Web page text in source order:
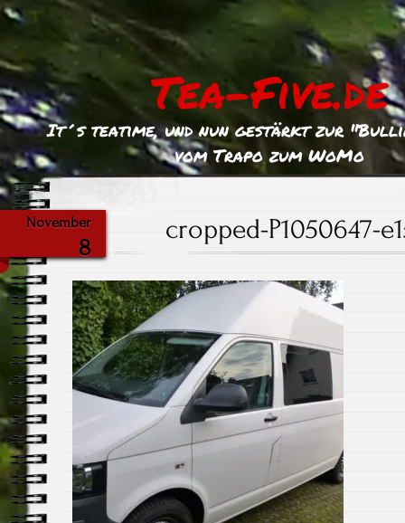
Tea-Five.de
It´s teatime, und nun gestärkt zur
vom Trapo zum WoMo
November
8
cropped-P1050647-